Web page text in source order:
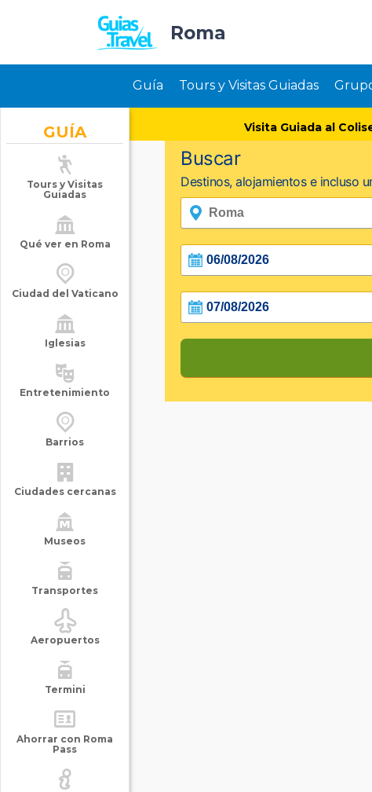
Visita Guiada al
Roma
Guía Tours y Visitas Guiadas
GUÍA
Tours y Visitas
Guiadas
Qué ver en Roma
Ciudad del Vaticano
Iglesias
Entretenimiento
Barrios
Ciudades cercanas
Museos
Transportes
Aeropuertos
Termini
Ahorrar con Roma
Pass